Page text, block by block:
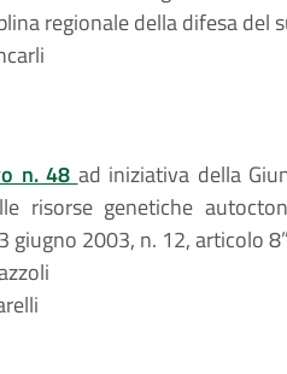
regionale della difesa del
n. 48 ad iniziativa della
risorse genetiche
giugno 2003, n. 12, articolo 8”